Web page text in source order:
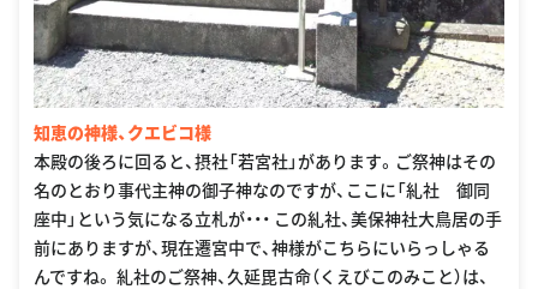
知恵の神様、クエビコ様
本殿の後ろに回ると、摂社「若宮社」があります。ご祭神はその
名のとおり事代主神の御子神なのですが、ここに「糺社 御同
座中」という気になる立札が・・・ この糺社、美保神社大鳥居の手
前にありますが、現在遷宮中で、神様がこちらにいらっしゃる
んですね。 糺社のご祭神、久延毘古命（くえびこのみこと）は、